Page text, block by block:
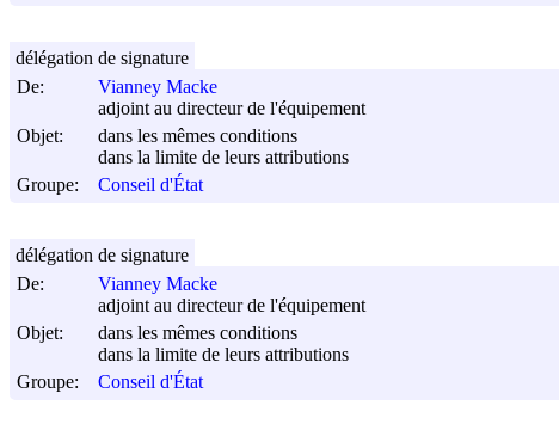
De:
Vianney Macke
adjoint au directeur de l'équipement
Objet:
dans les mêmes conditions
dans la limite de leurs attributions
Groupe:
Conseil d'État
délégation de signature
De:
Vianney Macke
adjoint au directeur de l'équipement
Objet:
dans les mêmes conditions
dans la limite de leurs attributions
Groupe:
Conseil d'État
délégation de signature